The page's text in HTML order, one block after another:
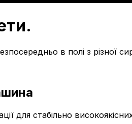
в полі з різної
для стабільно